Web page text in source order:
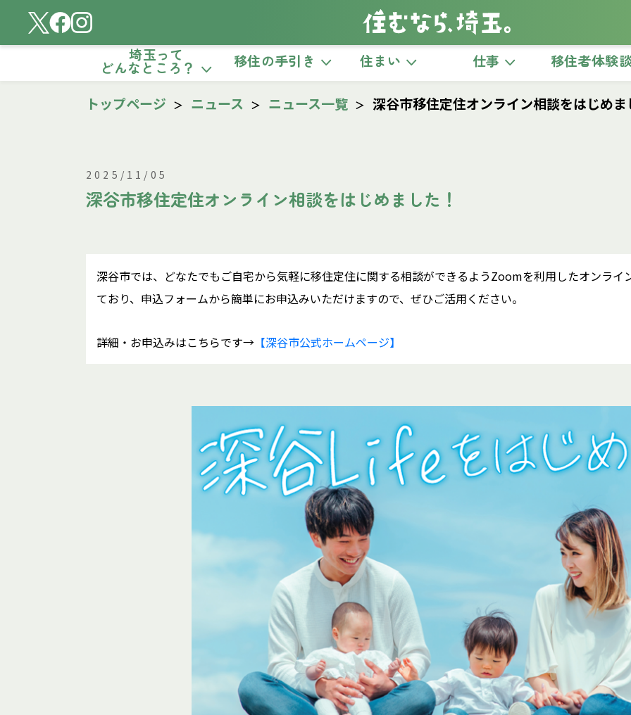
埼玉って
どんなところ？ 移住の手引き 住まい 仕事 移住者体験
トップページ ニュース ニュース一覧 深谷市移住定住オンライン相談をはじめま
2025/11/05
深谷市移住定住オンライン相談をはじめました！
深谷市では、どなたでもご自宅から気軽に移住定住に関する相談ができるようZoomを利用したオンライ
ており、申込フォームから簡単にお申込みいただけますので、ぜひご活用ください。
詳細・お申込みはこちらです→ 【深谷市公式ホームページ】